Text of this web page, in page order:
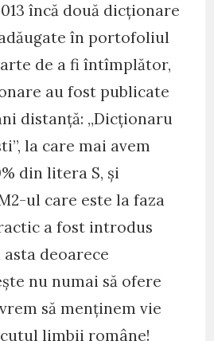
încă două dicționare
în portofoliul
de a fi întîmplător,
au fost publicate
distanță: „Dicționaru
la care mai avem
din litera S, și
ul care este la faza
a fost introdus
deoarece
nu numai să ofere
să menținem vie
limbii române!